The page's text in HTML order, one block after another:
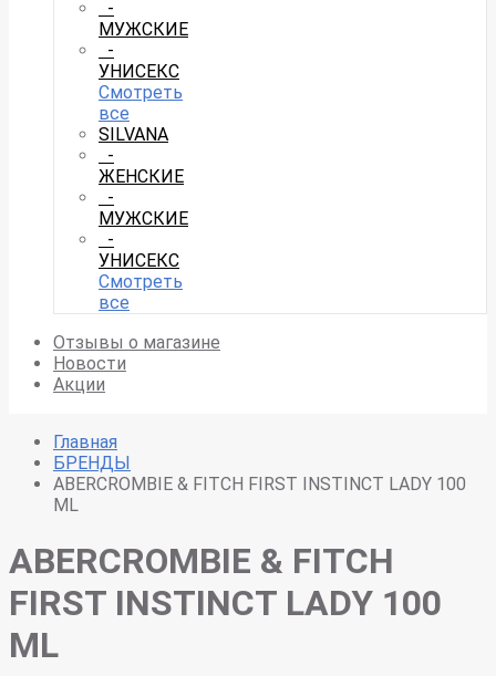
-
МУЖСКИЕ
-
УНИСЕКС
Смотреть
все
SILVANA
-
ЖЕНСКИЕ
-
МУЖСКИЕ
-
УНИСЕКС
Смотреть
все
Отзывы о магазине
Новости
Акции
Главная
БРЕНДЫ
ABERCROMBIE & FITCH FIRST INSTINCT LADY 100
ML
ABERCROMBIE & FITCH
FIRST INSTINCT LADY 100
ML